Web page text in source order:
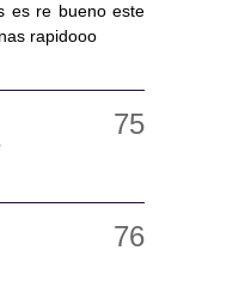
es re bueno este
rapidooo